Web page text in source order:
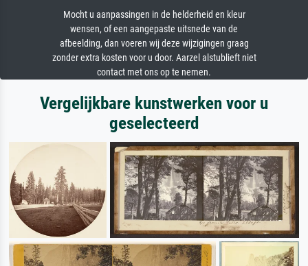
Mocht u aanpassingen in de helderheid en kleur
wensen, of een aangepaste uitsnede van de
afbeelding, dan voeren wij deze wijzigingen graag
zonder extra kosten voor u door. Aarzel alstublieft niet
contact met ons op te nemen.
Vergelijkbare kunstwerken voor u
geselecteerd